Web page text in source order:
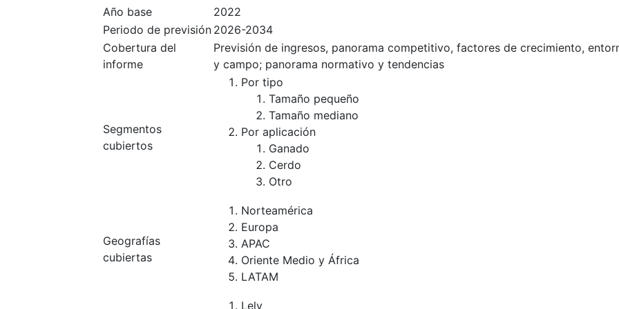
Año base
2022
Periodo de previsión 2026-2034
Cobertura del
informe
Previsión de ingresos, panorama competitivo, factores de crecimiento,
y campo; panorama normativo y tendencias
Segmentos
cubiertos
Por tipo
Tamaño pequeño
Tamaño mediano
Por aplicación
Ganado
Cerdo
Otro
Geografías
cubiertas
Norteamérica
Europa
APAC
Oriente Medio y África
LATAM
Lely